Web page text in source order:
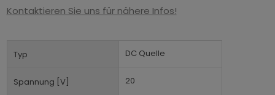
Kontaktieren Sie uns für nähere Infos!
Typ DC Quelle
Spannung [V] 20